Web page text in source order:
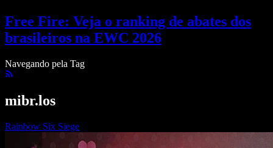
Free Fire: Veja o ranking de abates dos
brasileiros na EWC 2026
Navegando pela Tag
mibr.los
Rainbow Six Siege